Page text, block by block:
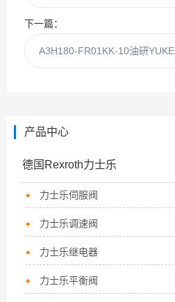
下一篇：
产品中心
德国Rexroth力士乐
力士乐伺服阀
力士乐调速阀
力士乐继电器
力士乐平衡阀